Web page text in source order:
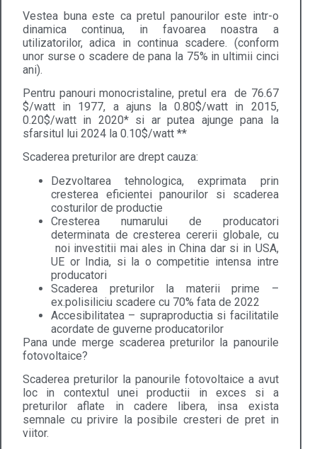
Vestea buna este ca pretul panourilor este intr-o
dinamica continua, in favoarea noastra a
utilizatorilor, adica in continua scadere. (conform
unor surse o scadere de pana la 75% in ultimii cinci
ani).
Pentru panouri monocristaline, pretul era de 76.67
$/watt in 1977, a ajuns la 0.80$/watt in 2015,
0.20$/watt in 2020* si ar putea ajunge pana la
sfarsitul lui 2024 la 0.10$/watt **
Scaderea preturilor are drept cauza:
Dezvoltarea tehnologica, exprimata prin
cresterea eficientei panourilor si scaderea
costurilor de productie
Cresterea numarului de producatori
determinata de cresterea cererii globale, cu
noi investitii mai ales in China dar si in USA,
UE or India, si la o competitie intensa intre
producatori
Scaderea preturilor la materii prime –
ex.polisiliciu scadere cu 70% fata de 2022
Accesibilitatea – supraproductia si facilitatile
acordate de guverne producatorilor
Pana unde merge scaderea preturilor la panourile
fotovoltaice?
Scaderea preturilor la panourile fotovoltaice a avut
loc in contextul unei productii in exces si a
preturilor aflate in cadere libera, insa exista
semnale cu privire la posibile cresteri de pret in
viitor.